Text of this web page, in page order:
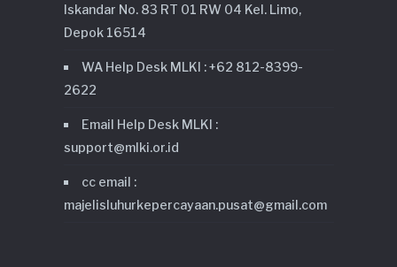
Iskandar No. 83 RT 01 RW 04 Kel. Limo,
Depok 16514
WA Help Desk MLKI : +62 812-8399-
2622
Email Help Desk MLKI :
support@mlki.or.id
cc email :
majelisluhurkepercayaan.pusat@gmail.com